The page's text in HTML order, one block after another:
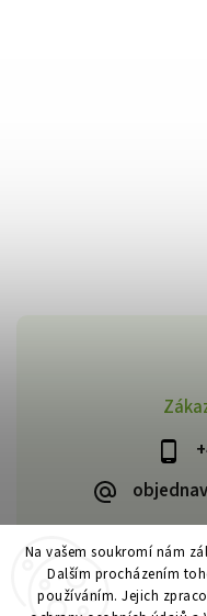
Na vašem soukromí nám
Dalším procházením
používáním. Jejich
Copyright 2026